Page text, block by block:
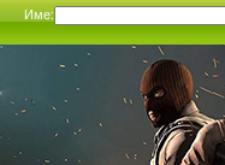
Име: